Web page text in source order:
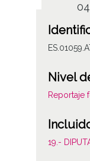
Nivel
Reportaje
19.-